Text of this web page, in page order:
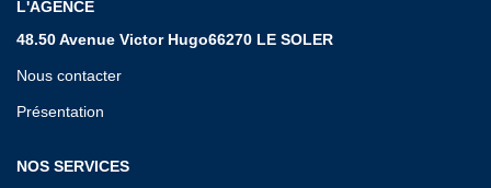
L'AGENCE
48.50 Avenue Victor Hugo66270 LE SOLER
Nous contacter
Présentation
NOS SERVICES